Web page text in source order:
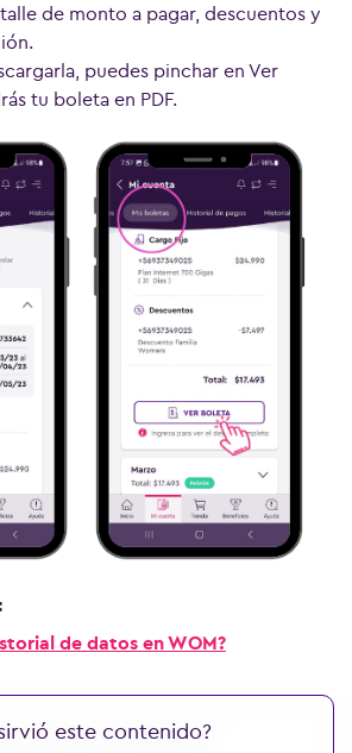
de monto a pagar, descuentos y
puedes pinchar en Ver
tu boleta en PDF.
de datos en WOM?
este contenido?
Ver más preguntas